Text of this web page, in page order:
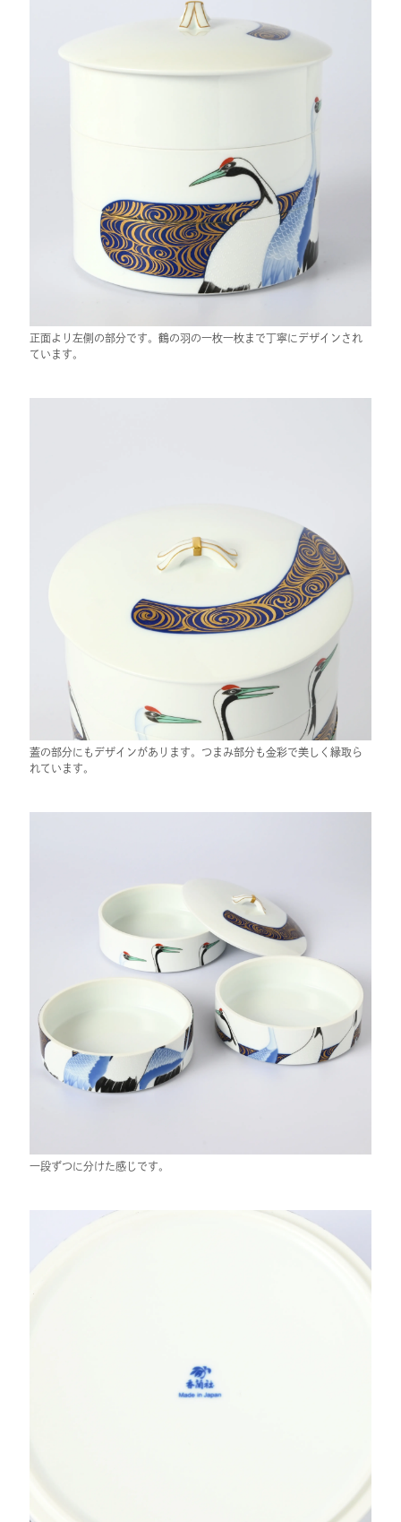
正面より左側の部分です。鶴の羽の一枚一枚まで丁寧にデザインされ
ています。
蓋の部分にもデザインがあります。つまみ部分も金彩で美しく縁取ら
れています。
一段ずつに分けた感じです。